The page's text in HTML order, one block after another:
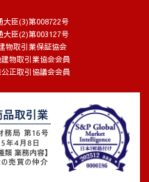
大臣(3)第008722号
大臣(2)第003127号
物取引業保証協会
物取引業協会会員
正取引協議会会員